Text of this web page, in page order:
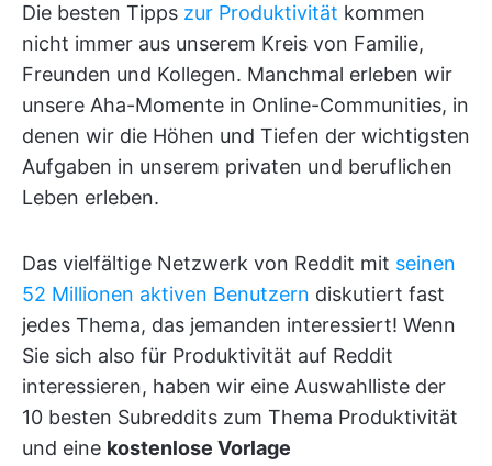
Die besten Tipps zur Produktivität kommen
nicht immer aus unserem Kreis von Familie,
Freunden und Kollegen. Manchmal erleben wir
unsere Aha-Momente in Online-Communities, in
denen wir die Höhen und Tiefen der wichtigsten
Aufgaben in unserem privaten und beruflichen
Leben erleben.
Das vielfältige Netzwerk von Reddit mit seinen
52 Millionen aktiven Benutzern diskutiert fast
jedes Thema, das jemanden interessiert! Wenn
Sie sich also für Produktivität auf Reddit
interessieren, haben wir eine Auswahlliste der
10 besten Subreddits zum Thema Produktivität
und eine kostenlose Vorlage